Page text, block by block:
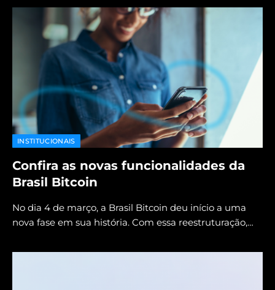
INSTITUCIONAIS
Confira as novas funcionalidades da
Brasil Bitcoin
No dia 4 de março, a Brasil Bitcoin deu início a uma
nova fase em sua história. Com essa reestruturação,…